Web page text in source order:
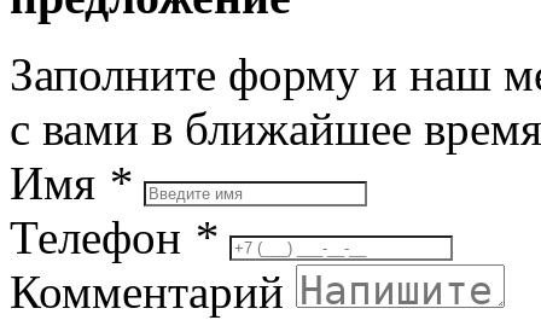
Заполните форму и наш
с вами в ближайшее время
Имя *
Телефон *
Комментарий